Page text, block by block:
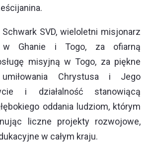
SVD, wieloletni misjonarz
w Ghanie i Togo, za ofiarną
misyjną w Togo, za piękne
Chrystusa i Jego
i działalność stanowiącą
oddania ludziom, którym
liczne projekty rozwojowe,
w całym kraju.